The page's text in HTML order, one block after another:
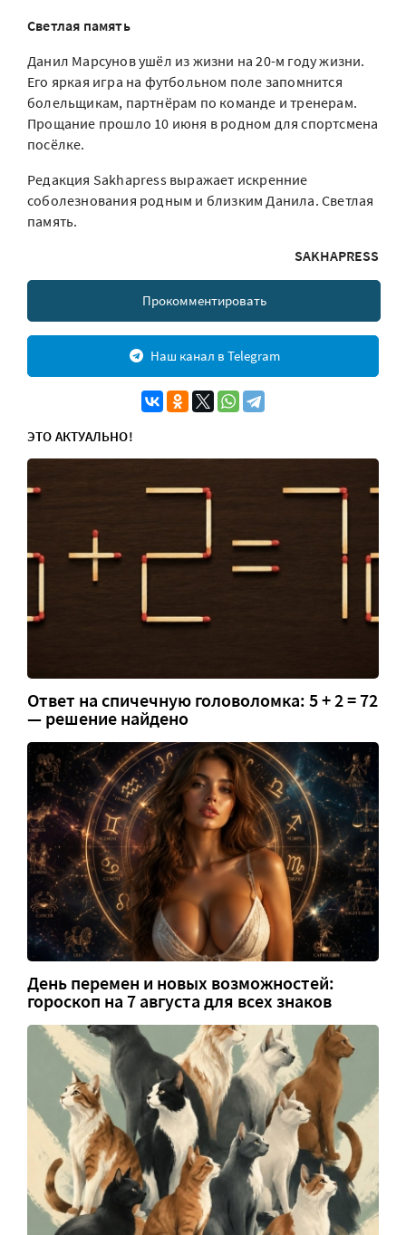
Светлая память
Данил Марсунов ушёл из жизни на 20-м году жизни.
Его яркая игра на футбольном поле запомнится
болельщикам, партнёрам по команде и тренерам.
Прощание прошло 10 июня в родном для спортсмена
посёлке.
Редакция Sakhapress выражает искренние
соболезнования родным и близким Данила. Светлая
память.
SAKHAPRESS
Прокомментировать
Наш канал в Telegram
ЭТО АКТУАЛЬНО!
Ответ на спичечную головоломка: 5 + 2 = 72
— решение найдено
День перемен и новых возможностей:
гороскоп на 7 августа для всех знаков